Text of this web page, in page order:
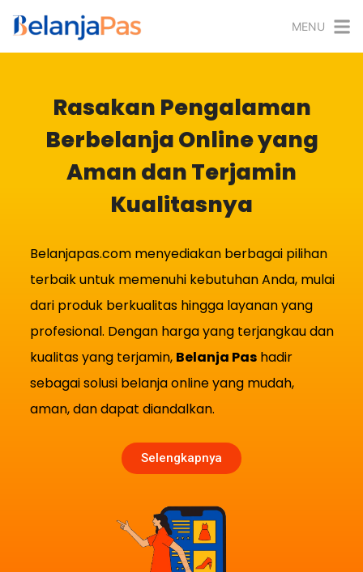
MENU
Rasakan Pengalaman
Berbelanja Online yang
Aman dan Terjamin
Kualitasnya
Belanjapas.com menyediakan berbagai pilihan
terbaik untuk memenuhi kebutuhan Anda, mulai
dari produk berkualitas hingga layanan yang
profesional. Dengan harga yang terjangkau dan
kualitas yang terjamin, Belanja Pas hadir
sebagai solusi belanja online yang mudah,
aman, dan dapat diandalkan.
Selengkapnya